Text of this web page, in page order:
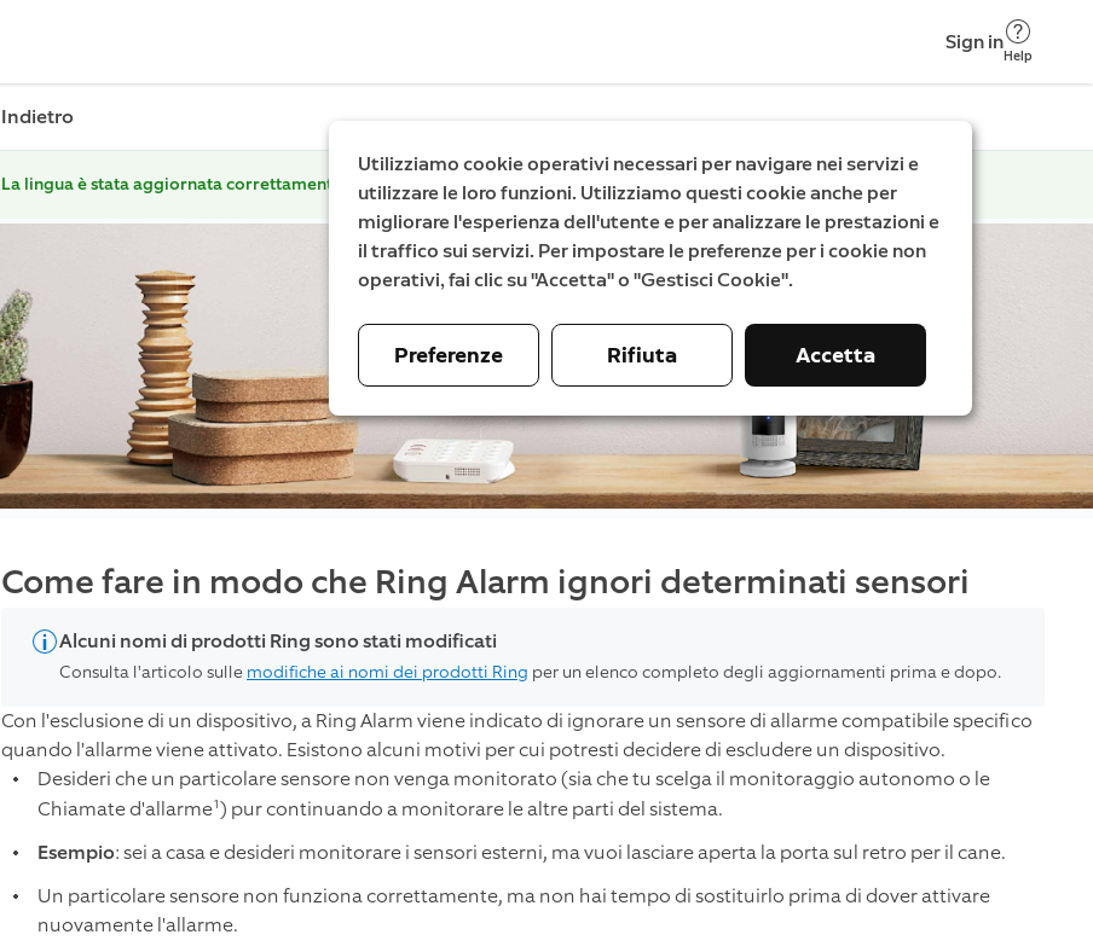
Sign in
Help
Indietro
La lingua è stata aggiornata correttamente.
Come fare in modo che Ring Alarm ignori determinati sensori
Alcuni nomi di prodotti Ring sono stati modificati
Consulta l'articolo sulle modifiche ai nomi dei prodotti Ring per un elenco completo degli aggiornamenti prima e dopo.
Con l'esclusione di un dispositivo, a Ring Alarm viene indicato di ignorare un sensore di allarme compatibile specifico
quando l'allarme viene attivato. Esistono alcuni motivi per cui potresti decidere di escludere un dispositivo.
Desideri che un particolare sensore non venga monitorato (sia che tu scelga il monitoraggio autonomo o le
Chiamate d'allarme1) pur continuando a monitorare le altre parti del sistema.
Esempio: sei a casa e desideri monitorare i sensori esterni, ma vuoi lasciare aperta la porta sul retro per il cane.
Un particolare sensore non funziona correttamente, ma non hai tempo di sostituirlo prima di dover attivare
nuovamente l'allarme.
Utilizziamo cookie operativi necessari per navigare nei servizi e
utilizzare le loro funzioni. Utilizziamo questi cookie anche per
migliorare l'esperienza dell'utente e per analizzare le prestazioni e
il traffico sui servizi. Per impostare le preferenze per i cookie non
operativi, fai clic su "Accetta" o "Gestisci Cookie".
Preferenze Rifiuta Accetta